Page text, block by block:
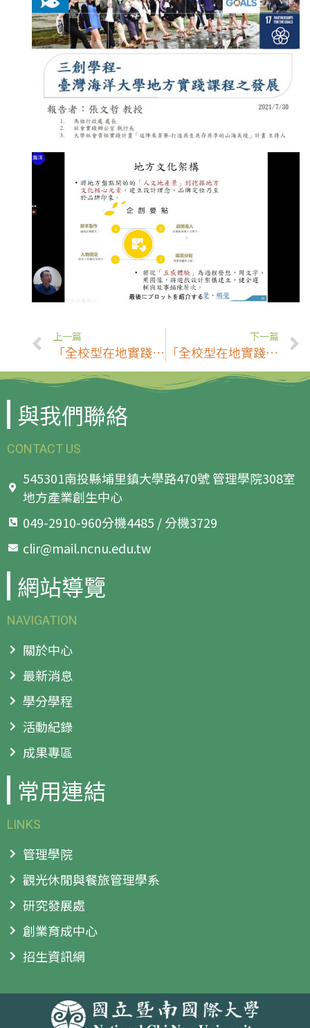
上一篇
「全校型在地實踐課程模組 」活動-信州大學聯合三校推廣COC+R計畫 共同培育地方需用人才 (7/30)
下一篇
「全校型在地實踐課程模組 」活動-高科大推動地方創生跨域學程 帶動地方產業創新發展 (7/30)
與我們聯絡
CONTACT US
545301南投縣埔里鎮大學路470號 管理學院308室
地方產業創生中心
049-2910-960分機4485 / 分機3729
clir@mail.ncnu.edu.tw
網站導覽
NAVIGATION
關於中心
最新消息
學分學程
活動紀錄
成果專區
常用連結
LINKS
管理學院
觀光休閒與餐旅管理學系
研究發展處
創業育成中心
招生資訊網